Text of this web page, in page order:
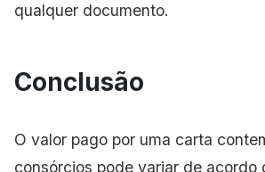
qualquer documento.
Conclusão
O valor pago por uma carta
consórcios pode variar de acordo